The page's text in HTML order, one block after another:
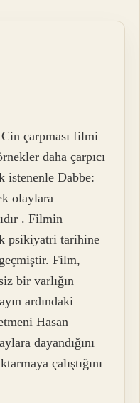
çarpması filmi
daha çarpıcı
istenenle Dabbe:
olaylara
. Filmin
psikiyatri tarihine
Film,
bir varlığın
ardındaki
Hasan
dayandığını
çalıştığını